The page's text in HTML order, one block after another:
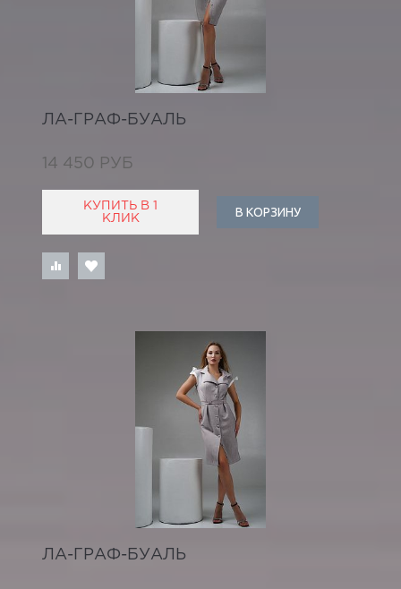
ЛА-ГРАФ-БУАЛЬ
14 450 РУБ
КУПИТЬ В 1
КЛИК
В КОРЗИНУ
ЛА-ГРАФ-БУАЛЬ